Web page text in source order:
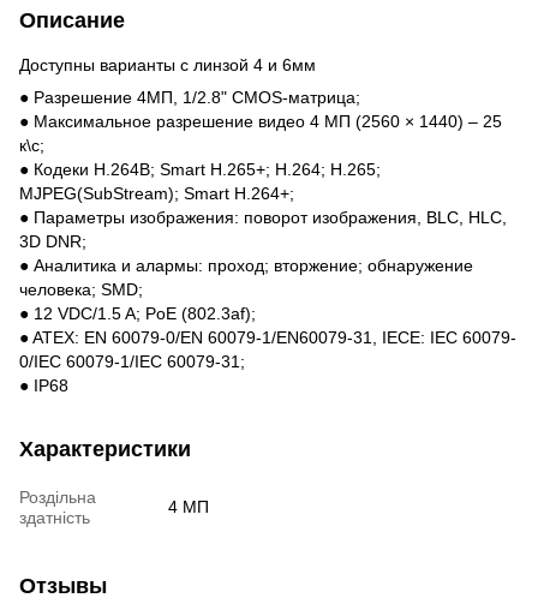
Описание
Доступны варианты с линзой 4 и 6мм
● Разрешение 4МП, 1/2.8" CMOS-матрица;
● Максимальное разрешение видео 4 МП (2560 × 1440) – 25
к\с;
● Кодеки H.264B; Smart H.265+; H.264; H.265;
MJPEG(SubStream); Smart H.264+;
● Параметры изображения: поворот изображения, BLC, HLC,
3D DNR;
● Аналитика и алармы: проход; вторжение; обнаружение
человека; SMD;
● 12 VDC/1.5 A; PoE (802.3af);
● ATEX: EN 60079-0/EN 60079-1/EN60079-31, IECE: IEC 60079-
0/IEC 60079-1/IEC 60079-31;
● IP68
Характеристики
Роздільна
здатність
4 МП
Отзывы